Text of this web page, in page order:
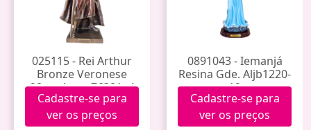
025115 - Rei Arthur
Bronze Veronese
28cm Apwu76381a4
Cadastre-se para
ver os preços
0891043 - Iemanjá
Resina Gde. Aljb1220-
12
Cadastre-se para
ver os preços